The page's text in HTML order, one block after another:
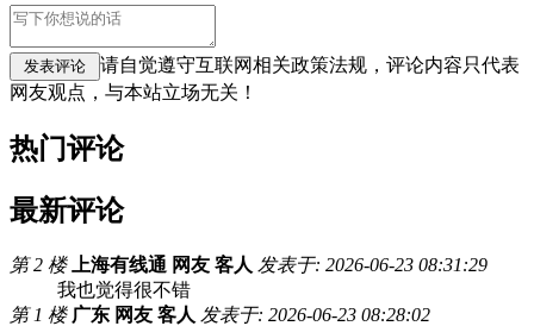
请自觉遵守互联网相关政策法规，评论内容只代表
网友观点，与本站立场无关！
热门评论
最新评论
第 2 楼 上海有线通 网友 客人 发表于: 2026-06-23 08:31:29
我也觉得很不错
第 1 楼 广东 网友 客人 发表于: 2026-06-23 08:28:02